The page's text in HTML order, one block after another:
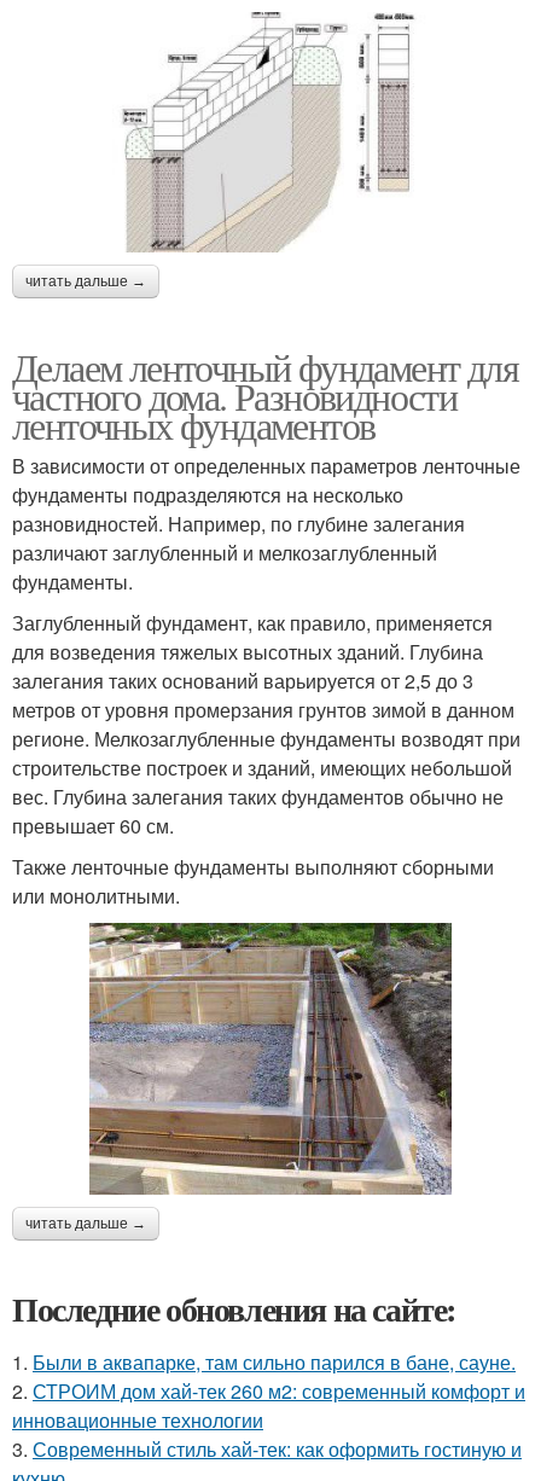
читать дальше →
Делаем ленточный фундамент для
частного дома. Разновидности
ленточных фундаментов
В зависимости от определенных параметров ленточные
фундаменты подразделяются на несколько
разновидностей. Например, по глубине залегания
различают заглубленный и мелкозаглубленный
фундаменты.
Заглубленный фундамент, как правило, применяется
для возведения тяжелых высотных зданий. Глубина
залегания таких оснований варьируется от 2,5 до 3
метров от уровня промерзания грунтов зимой в данном
регионе. Мелкозаглубленные фундаменты возводят при
строительстве построек и зданий, имеющих небольшой
вес. Глубина залегания таких фундаментов обычно не
превышает 60 см.
Также ленточные фундаменты выполняют сборными
или монолитными.
читать дальше →
Последние обновления на сайте:
1. Были в аквапарке, там сильно парился в бане, сауне.
2. СТРОИМ дом хай-тек 260 м2: современный комфорт и
инновационные технологии
3. Современный стиль хай-тек: как оформить гостиную и